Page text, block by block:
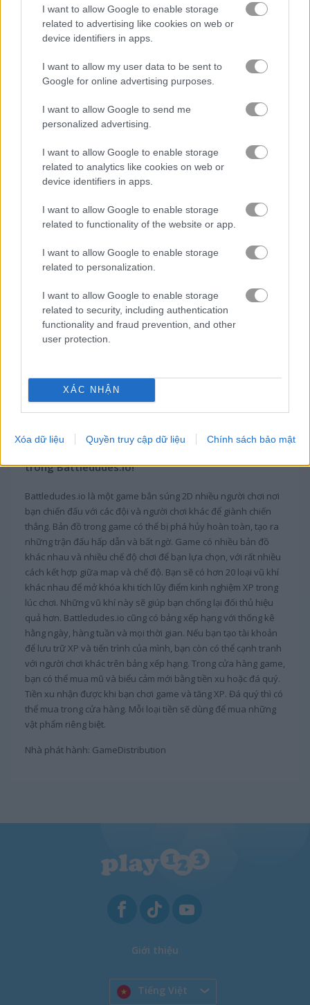
I want to allow Google to enable storage
related to advertising like cookies on web or
device identifiers in apps.
I want to allow my user data to be sent to
Google for online advertising purposes.
I want to allow Google to send me
personalized advertising.
I want to allow Google to enable storage
related to analytics like cookies on web or
device identifiers in apps.
I want to allow Google to enable storage
related to functionality of the website or app.
I want to allow Google to enable storage
related to personalization.
I want to allow Google to enable storage
related to security, including authentication
functionality and fraud prevention, and other
user protection.
XÁC NHẬN
Xóa dữ liệu Quyền truy cập dữ liệu Chính sách bảo mật
Danh mục liên quan
.io
hai người chơi
trò chơi trực tuyến miễn
trò chơi nhiều
Giới thiệu BattleDudes.io
trong Battledudes.io!
Battledudes.io là một game bắn súng 2D nhiều người chơi nơi
bạn chiến đấu với các đội và người chơi khác để giành chiến
thắng. Bản đồ trong game có thể bị phá hủy hoàn toàn, tạo ra
những trận đấu hấp dẫn và bất ngờ. Game có nhiều bản đồ
khác nhau và nhiều chế độ chơi để bạn lựa chọn, với rất nhiều
cách kết hợp giữa map và chế độ. Bạn sẽ có hơn 20 loại vũ khí
khác nhau để mở khóa khi tích lũy điểm kinh nghiệm XP trong
lúc chơi. Những vũ khí này sẽ giúp bạn chống lại đối thủ hiệu
quả hơn. Battledudes.io cũng có bảng xếp hạng với thống kê
hằng ngày, hàng tuần và mọi thời gian. Nếu bạn tạo tài khoản
để lưu trữ XP và tiến trình của mình, bạn còn có thể cạnh tranh
với người chơi khác trên bảng xếp hạng. Trong cửa hàng game,
bạn có thể mua mũ và biểu cảm mới bằng tiền xu hoặc đá quý.
Tiền xu nhận được khi bạn chơi game và tăng XP. Đá quý thì có
thể mua trong cửa hàng. Mỗi loại tiền sẽ dùng để mua những
vật phẩm riêng biệt.
Nhà phát hành: GameDistribution
Giới thiệu
Tiếng Việt